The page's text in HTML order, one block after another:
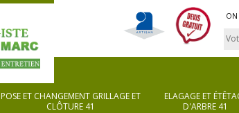
POSE ET CHANGEMENT GRILLAGE ET
CLÔTURE 41
ELAGAGE ET
D'ARBRE 41